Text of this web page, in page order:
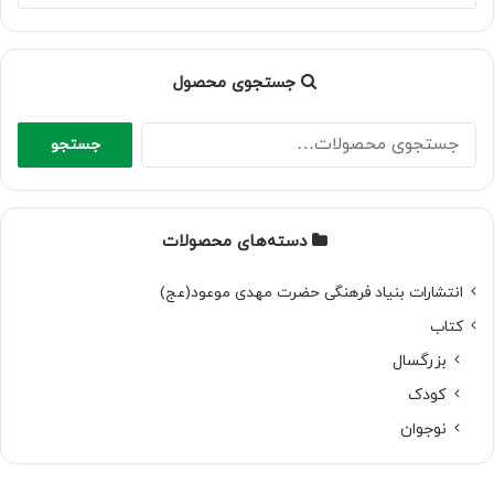
جستجوی محصول
جستجو
برای:
جستجو
دسته‌های محصولات
انتشارات بنیاد فرهنگی حضرت مهدی موعود(عج)
کتاب
بزرگسال
کودک
نوجوان